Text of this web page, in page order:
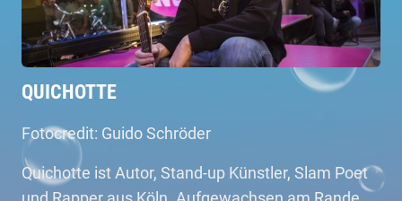
QUICHOTTE
Fotocredit: Guido Schröder
Quichotte ist Autor, Stand-up Künstler, Slam Poet